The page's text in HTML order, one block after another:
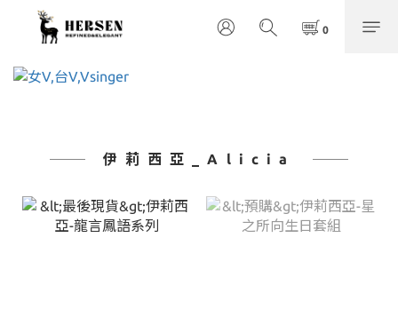
伊莉西亞_Alicia